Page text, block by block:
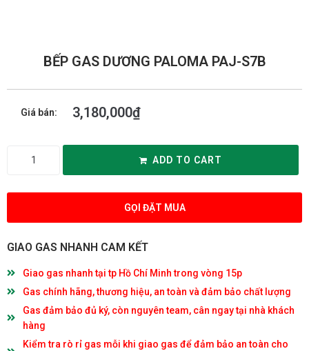
BẾP GAS DƯƠNG PALOMA PAJ-S7B
Giá bán: 3,180,000₫
ADD TO CART
GỌI ĐẶT MUA
GIAO GAS NHANH CAM KẾT
Giao gas nhanh tại tp Hồ Chí Minh trong vòng 15p
Gas chính hãng, thương hiệu, an toàn và đảm bảo chất lượng
Gas đảm bảo đủ ký, còn nguyên team, cân ngay tại nhà khách
hàng
Kiểm tra rò rỉ gas mỗi khi giao gas để đảm bảo an toàn cho